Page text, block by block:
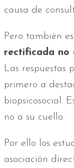
causa de
Pero también
rectificada no
Las respuestas
primero a
biopsicosocial.
no a su cuello.
Por ello los
asociación